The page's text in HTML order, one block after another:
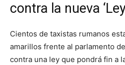
contra la nueva
Cientos de taxistas rumanos
amarillos frente al parlamento
contra una ley que pondrá fin a